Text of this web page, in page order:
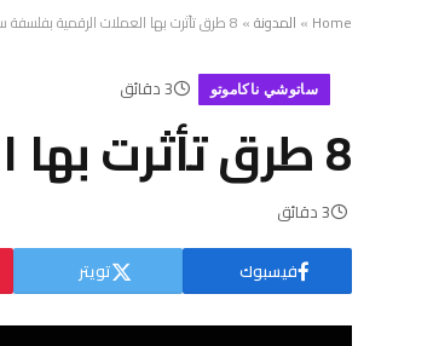
Home
» المدونة» 8 طرق تأثرت بها العملات الرقمية بفلسفة ساتوشي ناكاموتو
ساتوشي ناكاموتو 3 دقائق
8 طرق تأثرت بها العملات الرقمية بفلسفة ساتوشي ناكاموتو
3 دقائق
فيسبوك تويتر